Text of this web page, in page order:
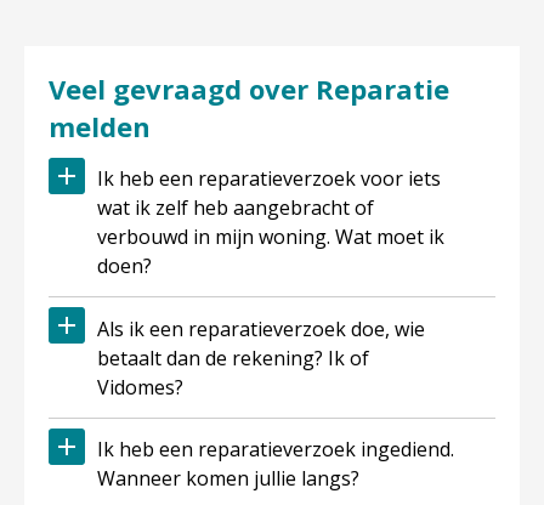
Veel gevraagd over Reparatie
melden
Ik heb een reparatieverzoek voor iets
wat ik zelf heb aangebracht of
verbouwd in mijn woning. Wat moet ik
doen?
Als ik een reparatieverzoek doe, wie
betaalt dan de rekening? Ik of
Vidomes?
Ik heb een reparatieverzoek ingediend.
Wanneer komen jullie langs?